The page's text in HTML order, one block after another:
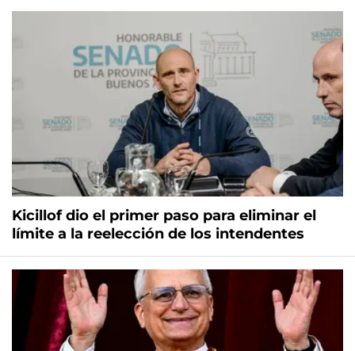
Kicillof dio el primer paso para eliminar el
límite a la reelección de los intendentes